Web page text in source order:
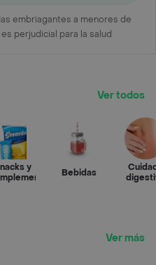
embriagantes a menores de
perjudicial para la salud
Ver todos
y
Bebidas
Ver más